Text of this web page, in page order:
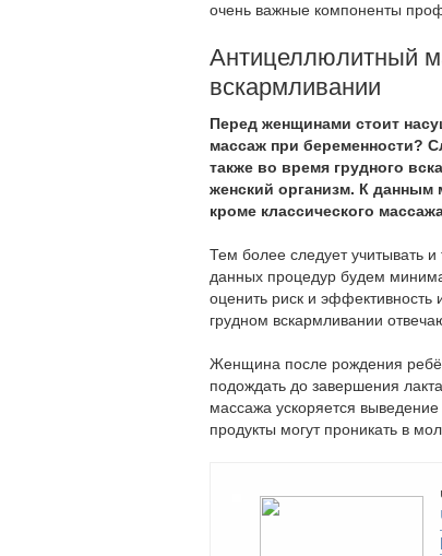
очень важные компоненты
Антицеллюлитный
вскармливании
Перед женщинами стоит
массаж при беременности?
также во время грудного
женский организм. К
кроме классического
Тем более следует учитывать
данных процедур будем
оценить риск и
грудном вскармливании
Женщина после рождения
подождать до завершения
массажа ускоряется
продукты могут проникать в